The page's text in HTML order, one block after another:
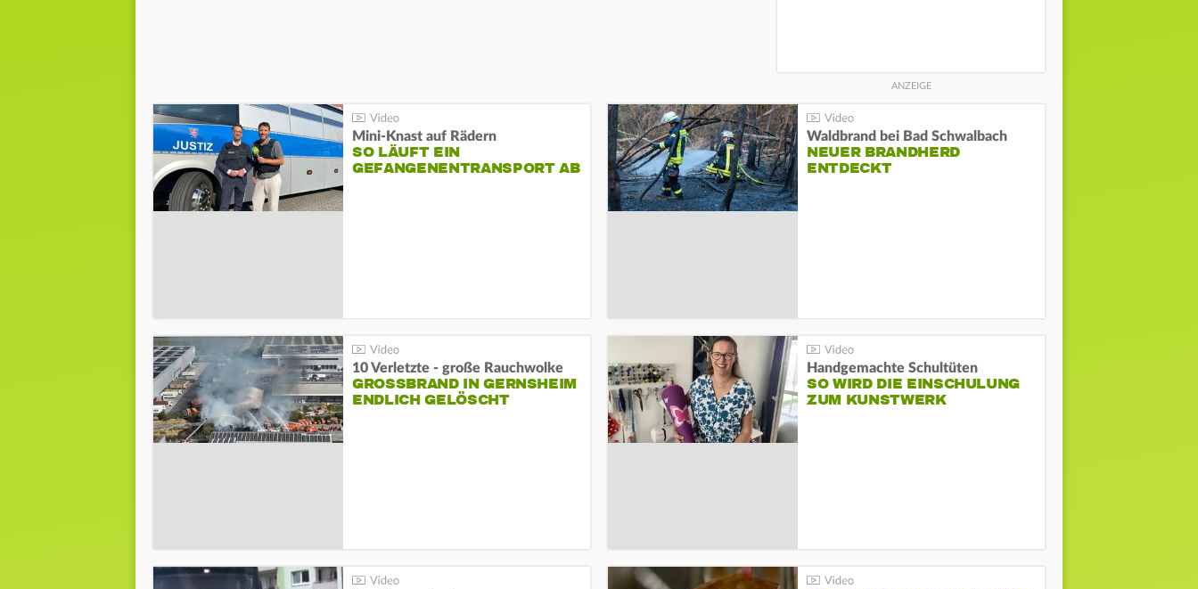
Mini-Knast auf Rädern
SO LÄUFT EIN
GEFANGENENTRANSPORT AB
Waldbrand bei Bad Schwalbach
NEUER BRANDHERD
ENTDECKT
10 Verletzte - große Rauchwolke
GROSSBRAND IN GERNSHEIM E
NDLICH GELÖSCHT
Handgemachte Schultüten
SO WIRD DIE EINSCHULUNG
ZUM KUNSTWERK